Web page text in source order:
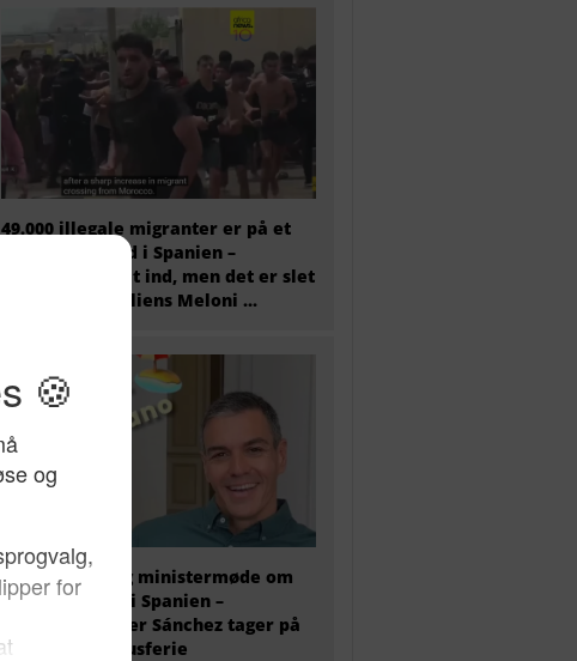
49.000 illegale migranter er på et
døgn væltet ind i Spanien –
militæret er sat ind, men det er slet
ikke nok og Italiens Meloni ...
EU holder i dag ministermøde om
migrantkrisen i Spanien –
premierminister Sánchez tager på
fire ugers luksusferie